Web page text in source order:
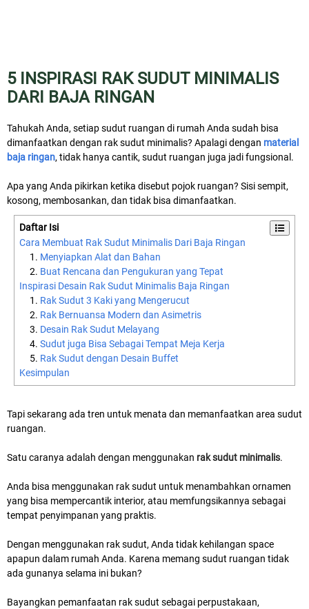
5 INSPIRASI RAK SUDUT MINIMALIS
DARI BAJA RINGAN
Tahukah Anda, setiap sudut ruangan di rumah Anda sudah bisa
dimanfaatkan dengan rak sudut minimalis? Apalagi dengan material
baja ringan, tidak hanya cantik, sudut ruangan juga jadi fungsional.
Apa yang Anda pikirkan ketika disebut pojok ruangan? Sisi sempit,
kosong, membosankan, dan tidak bisa dimanfaatkan.
Daftar Isi
Cara Membuat Rak Sudut Minimalis Dari Baja Ringan
Menyiapkan Alat dan Bahan
Buat Rencana dan Pengukuran yang Tepat
Inspirasi Desain Rak Sudut Minimalis Baja Ringan
Rak Sudut 3 Kaki yang Mengerucut
Rak Bernuansa Modern dan Asimetris
Desain Rak Sudut Melayang
Sudut juga Bisa Sebagai Tempat Meja Kerja
Rak Sudut dengan Desain Buffet
Kesimpulan
Tapi sekarang ada tren untuk menata dan memanfaatkan area sudut
ruangan.
Satu caranya adalah dengan menggunakan rak sudut minimalis.
Anda bisa menggunakan rak sudut untuk menambahkan ornamen
yang bisa mempercantik interior, atau memfungsikannya sebagai
tempat penyimpanan yang praktis.
Dengan menggunakan rak sudut, Anda tidak kehilangan space
apapun dalam rumah Anda. Karena memang sudut ruangan tidak
ada gunanya selama ini bukan?
Bayangkan pemanfaatan rak sudut sebagai perpustakaan,